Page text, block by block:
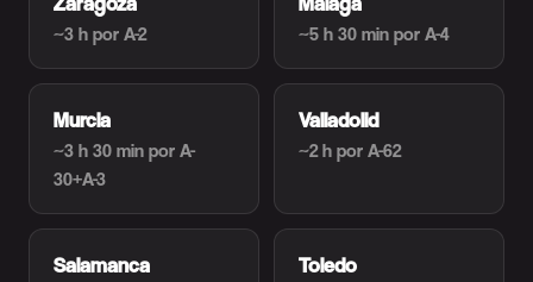
~3 h por A-2 ~5 h 30 min por A-4
Murcia
~3 h 30 min por A-
30+A-3
Valladolid
~2 h por A-62
Salamanca Toledo